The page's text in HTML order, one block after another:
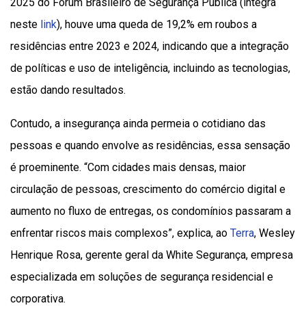
neste link), houve uma queda de 19,2% em roubos a
residências entre 2023 e 2024, indicando que a integração
de políticas e uso de inteligência, incluindo as tecnologias,
estão dando resultados.
Contudo, a insegurança ainda permeia o cotidiano das
pessoas e quando envolve as residências, essa sensação
é proeminente. “Com cidades mais densas, maior
circulação de pessoas, crescimento do comércio digital e
aumento no fluxo de entregas, os condomínios passaram a
enfrentar riscos mais complexos”, explica, ao Terra, Wesley
Henrique Rosa, gerente geral da White Segurança, empresa
especializada em soluções de segurança residencial e
corporativa.